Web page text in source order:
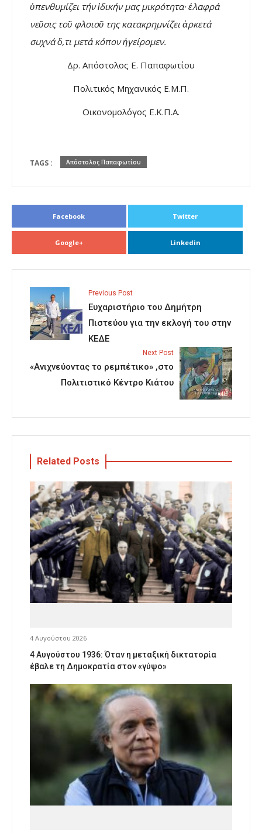
ὑπενθυμίζει τήν ἰδικήν μας μικρότητα· ἐλαφρά
νεῦσις τοῦ φλοιοῦ της κατακρημνίζει ἀρκετά
συχνά ὅ,τι μετά κόπον ἡγείρομεν.
Δρ. Απόστολος Ε. Παπαφωτίου
Πολιτικός Μηχανικός Ε.Μ.Π.
Οικονομολόγος Ε.Κ.Π.Α.
TAGS : Απόστολος Παπαφωτίου
Facebook Twitter
Google+ Linkedin
Previous Post
Ευχαριστήριο του Δημήτρη
Πιστεύου για την εκλογή του στην
ΚΕΔΕ
Next Post
«Ανιχνεύοντας το ρεμπέτικο» ,στο
Πολιτιστικό Κέντρο Κιάτου
Related Posts
4 Αυγούστου 2026
4 Αυγούστου 1936: Όταν η μεταξική δικτατορία
έβαλε τη Δημοκρατία στον «γύψο»